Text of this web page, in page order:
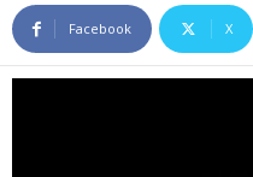
Facebook X